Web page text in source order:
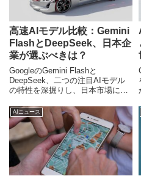
高速AIモデル比較：Gemini
FlashとDeepSeek、日本企
業が選ぶべきは？
GoogleのGemini Flashと
DeepSeek、二つの注目AIモデル
の特性を深掘りし、日本市場にお
に分析。高速・軽量AIモデルがビ
ジネスにもたらす変革を解説しま
す。
AIニュース